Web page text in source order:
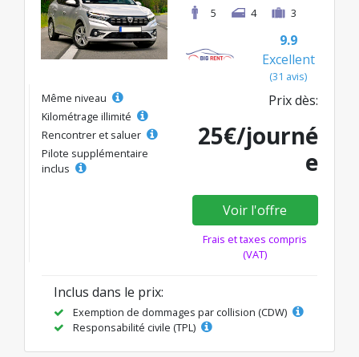
5
4 3
9.9
Excellent
(31 avis)
Même niveau
Kilométrage illimité
Rencontrer et saluer
Pilote supplémentaire
inclus
Prix dès:
25€/journé
e
Voir l'offre
Frais et taxes compris
(VAT)
Inclus dans le prix:
Exemption de dommages par collision (CDW)
Responsabilité civile (TPL)